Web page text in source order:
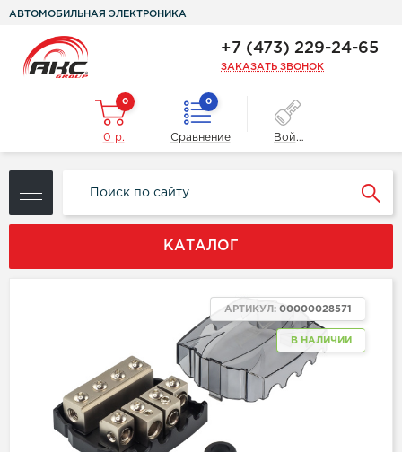
АВТОМОБИЛЬНАЯ ЭЛЕКТРОНИКА
+7 (473) 229-24-65
ЗАКАЗАТЬ ЗВОНОК
0
0 р.
0
Сравнение Войти
КАТАЛОГ
В НАЛИЧИИ
АРТИКУЛ: 00000028571